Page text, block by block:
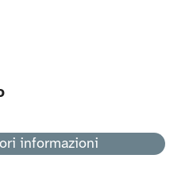
informazioni